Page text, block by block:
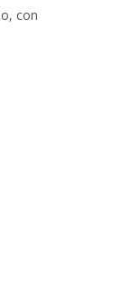
con